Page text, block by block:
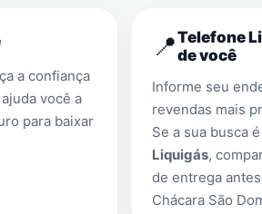
a confiança
você a
para baixar
📍Telefone
de você
Informe seu
revendas mais
Se a sua busca
Liquigás,
de entrega
Chácara São